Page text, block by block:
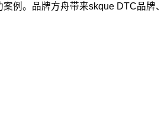
例。品牌方舟带来skque DTC品